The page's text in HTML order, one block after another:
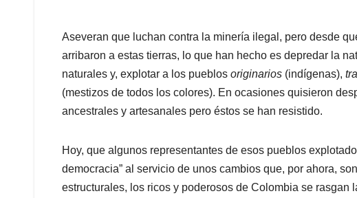
Aseveran que luchan contra la minería ilegal, pero desde
arribaron a estas tierras, lo que han hecho es depredar la
naturales y, explotar a los pueblos originarios (indígenas),
(mestizos de todos los colores). En ocasiones quisieron
ancestrales y artesanales pero éstos se han resistido.
Hoy, que algunos representantes de esos pueblos
democracia” al servicio de unos cambios que, por ahora,
estructurales, los ricos y poderosos de Colombia se rasgan